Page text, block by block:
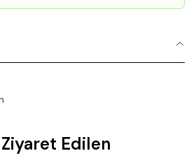
Edilen